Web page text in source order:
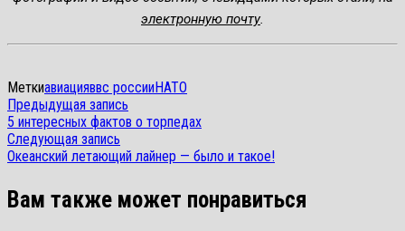
электронную почту.
Меткиавиацияввс россииНАТО
Навигация
по
записям
Предыдущая запись
запись:
5 интересных фактов о торпедах
Следующая запись
запись:
Океанский летающий лайнер — было и такое!
Вам также может понравиться